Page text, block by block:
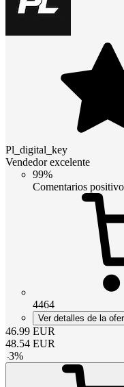
Pl_digital_key
Vendedor excelente
99%
Comentarios
4464
Ver detalles de la
46.99 EUR
48.54 EUR
-3%